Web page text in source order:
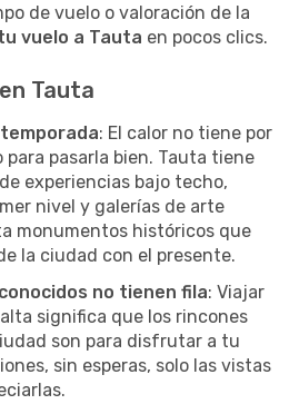
de vuelo o valoración de la
vuelo a Tauta en pocos clics.
Tauta
: El calor no tiene por
pasarla bien. Tauta tiene
experiencias bajo techo,
nivel y galerías de arte
monumentos históricos que
la ciudad con el presente.
no tienen fila: Viajar
significa que los rincones
son para disfrutar a tu
sin esperas, solo las vistas